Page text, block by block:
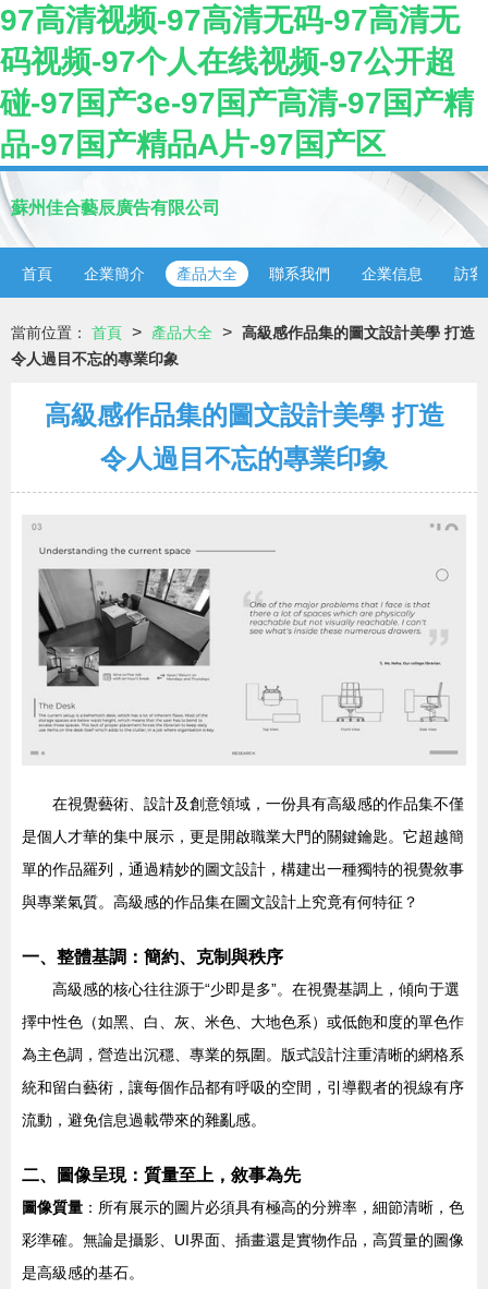
97高清视频-97高清无码-97高清无
码视频-97个人在线视频-97公开超
碰-97国产3e-97国产高清-97国产精
品-97国产精品A片-97国产区
蘇州佳合藝辰廣告有限公司
首頁 企業簡介 產品大全 聯系我們 企業信息 訪客
當前位置： 首頁 > 產品大全 > 高級感作品集的圖文設計美學 打造
令人過目不忘的專業印象
高級感作品集的圖文設計美學 打造
令人過目不忘的專業印象
在視覺藝術、設計及創意領域，一份具有高級感的作品集不僅
是個人才華的集中展示，更是開啟職業大門的關鍵鑰匙。它超越簡
單的作品羅列，通過精妙的圖文設計，構建出一種獨特的視覺敘事
與專業氣質。高級感的作品集在圖文設計上究竟有何特征？
一、整體基調：簡約、克制與秩序
高級感的核心往往源于“少即是多”。在視覺基調上，傾向于選
擇中性色（如黑、白、灰、米色、大地色系）或低飽和度的單色作
為主色調，營造出沉穩、專業的氛圍。版式設計注重清晰的網格系
統和留白藝術，讓每個作品都有呼吸的空間，引導觀者的視線有序
流動，避免信息過載帶來的雜亂感。
二、圖像呈現：質量至上，敘事為先
圖像質量 ：所有展示的圖片必須具有極高的分辨率，細節清晰，色
彩準確。無論是攝影、UI界面、插畫還是實物作品，高質量的圖像
是高級感的基石。